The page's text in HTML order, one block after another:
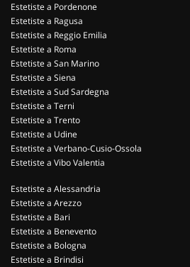
Estetiste a Pordenone
Estetiste a Ragusa
Estetiste a Reggio Emilia
Estetiste a Roma
Estetiste a San Marino
Estetiste a Siena
Estetiste a Sud Sardegna
Estetiste a Terni
Estetiste a Trento
Estetiste a Udine
Estetiste a Verbano-Cusio-Ossola
Estetiste a Vibo Valentia
Estetiste a Alessandria
Estetiste a Arezzo
Estetiste a Bari
Estetiste a Benevento
Estetiste a Bologna
Estetiste a Brindisi